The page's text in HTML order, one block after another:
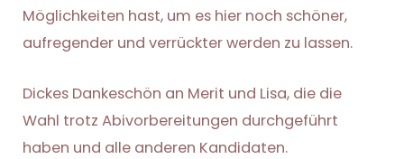
Möglichkeiten hast, um es hier noch schöner,
aufregender und verrückter werden zu lassen.
Dickes Dankeschön an Merit und Lisa, die die
Wahl trotz Abivorbereitungen durchgeführt
haben und alle anderen Kandidaten.